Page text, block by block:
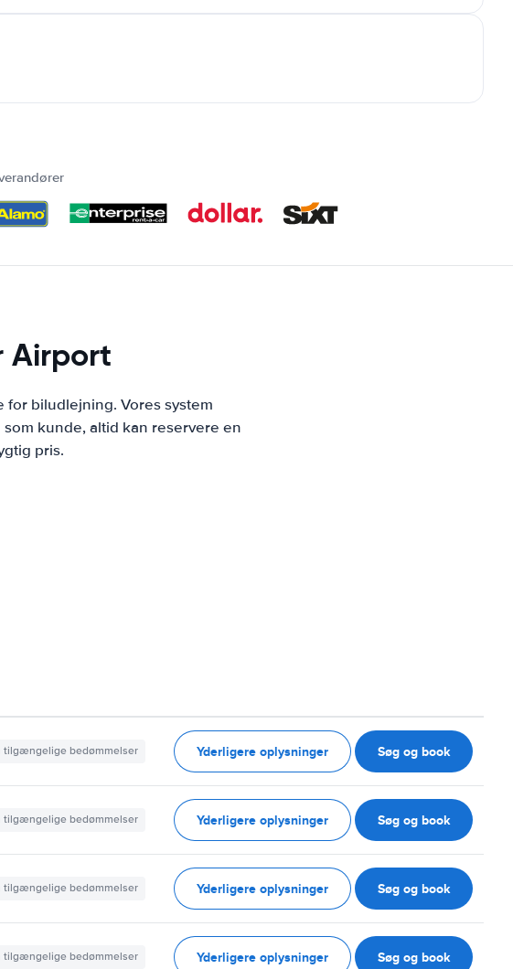
Airport
biludlejning. Vores system
kunde, altid kan reservere en
pris.
tilgængelige bedømmelser Yderligere oplysninger Søg og book
tilgængelige bedømmelser Yderligere oplysninger Søg og book
tilgængelige bedømmelser Yderligere oplysninger Søg og book
tilgængelige bedømmelser Yderligere oplysninger Søg og book